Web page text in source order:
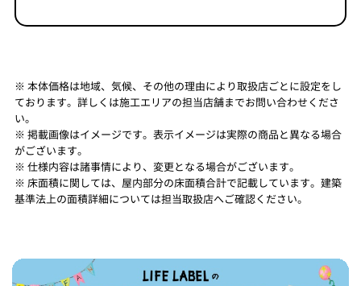
※ 本体価格は地域、気候、その他の理由により取扱店ごとに設定をし
ております。詳しくは施工エリアの担当店舗までお問い合わせくださ
い。
※ 掲載画像はイメージです。表示イメージは実際の商品と異なる場合
がございます。
※ 仕様内容は諸事情により、変更となる場合がございます。
※ 床面積に関しては、屋内部分の床面積合計で記載しています。建築
基準法上の面積詳細については担当取扱店へご確認ください。